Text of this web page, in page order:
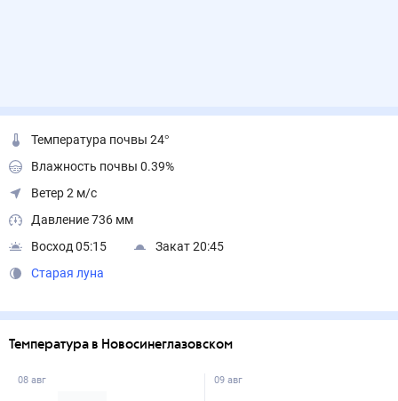
Температура почвы 24°
Влажность почвы 0.39%
Ветер 2 м/с
Давление 736 мм
Восход 05:15
Закат 20:45
Старая луна
Температура в Новосинеглазовском
08 авг 09 авг